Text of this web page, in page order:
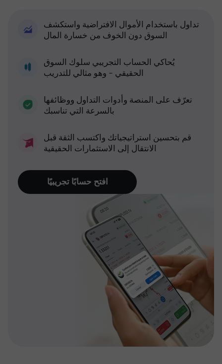
تداول باستخدام الأموال الافتراضية واستكشف
السوق دون الخوف من خسارة المال
يُحاكي الحساب التجريبي سلوك السوق
الحقيقي - وهو مثالي للتدريب
تعرّف على المنصة وأدوات التداول ووظائفها
بالسرعة التي تناسبك
قم بتحسين استراتيجياتك واكتسب الثقة قبل
الانتقال إلى الاستثمارات الحقيقية
افتح حسابًا تجريبيًا